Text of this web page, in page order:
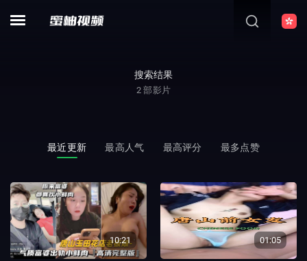
搜索结果
2 部影片
最近更新 最高人气 最高评分 最多点赞
10:21 01:05